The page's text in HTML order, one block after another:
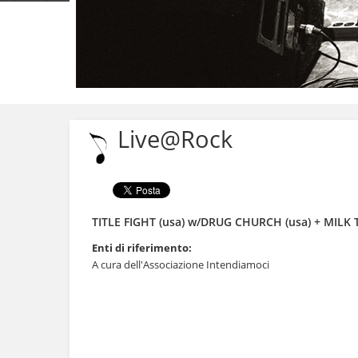
Salta
navigazione
Live@Rock
TITLE FIGHT (usa) w/DRUG CHURCH (usa) + MILK
Enti di riferimento:
A cura dell'Associazione Intendiamoci